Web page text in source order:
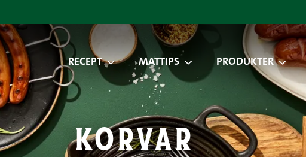
RECEPT MATTIPS PRODUKTER
korvar